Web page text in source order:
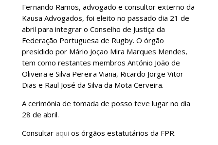
Fernando Ramos, advogado e consultor externo da
Kausa Advogados, foi eleito no passado dia 21 de
abril para integrar o Conselho de Justiça da
Federação Portuguesa de Rugby. O órgão
presidido por Mário Joçao Mira Marques Mendes,
tem como restantes membros António João de
Oliveira e Silva Pereira Viana, Ricardo Jorge Vitor
Dias e Raul José da Silva da Mota Cerveira.
A cerimónia de tomada de posso teve lugar no dia
28 de abril.
Consultar aqui os órgãos estatutários da FPR.